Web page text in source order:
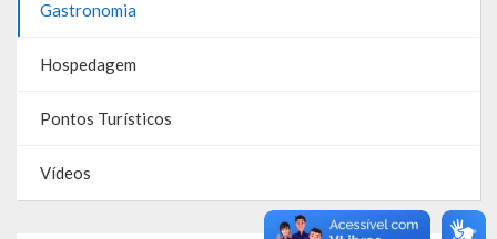
Galeria de Fotos
Vídeos
Programas
Gastronomia
Hospedagem
Pontos Turísticos
Vídeos